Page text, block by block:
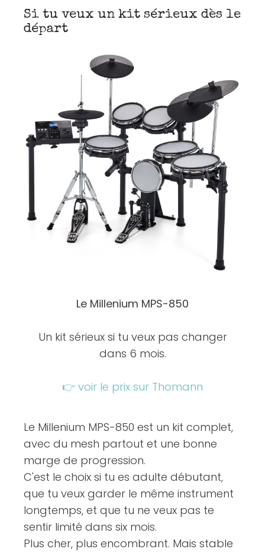
Si tu veux un kit sérieux dès le
départ
Le Millenium MPS-850
Un kit sérieux si tu veux pas changer
dans 6 mois.
👉 voir le prix sur Thomann
Le Millenium MPS-850 est un kit complet,
avec du mesh partout et une bonne
marge de progression.
C'est le choix si tu es adulte débutant,
que tu veux garder le même instrument
longtemps, et que tu ne veux pas te
sentir limité dans six mois.
Plus cher, plus encombrant. Mais stable